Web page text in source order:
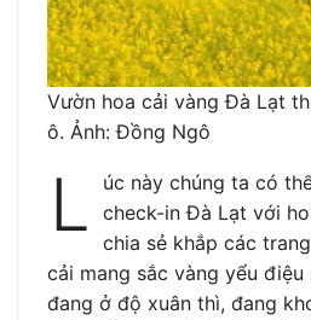
Vườn hoa cải vàng Đà Lạt
ô. Ảnh: Đồng Ngô
L
úc này chúng ta có
check-in Đà Lạt với
chia sẻ khắp các
cải mang sắc vàng yểu
đang ở độ xuân thì, đang